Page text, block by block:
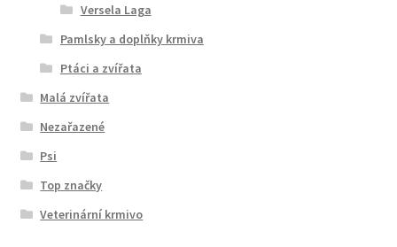
Versela Laga
Pamlsky a doplňky krmiva
Ptáci a zvířata
Malá zvířata
Nezařazené
Psi
Top značky
Veterinární krmivo